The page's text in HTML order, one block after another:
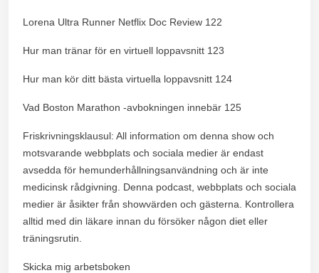
Lorena Ultra Runner Netflix Doc Review 122
Hur man tränar för en virtuell loppavsnitt 123
Hur man kör ditt bästa virtuella loppavsnitt 124
Vad Boston Marathon -avbokningen innebär 125
Friskrivningsklausul: All information om denna show och
motsvarande webbplats och sociala medier är endast
avsedda för hemunderhållningsanvändning och är inte
medicinsk rådgivning. Denna podcast, webbplats och sociala
medier är åsikter från showvärden och gästerna. Kontrollera
alltid med din läkare innan du försöker någon diet eller
träningsrutin.
Skicka mig arbetsboken